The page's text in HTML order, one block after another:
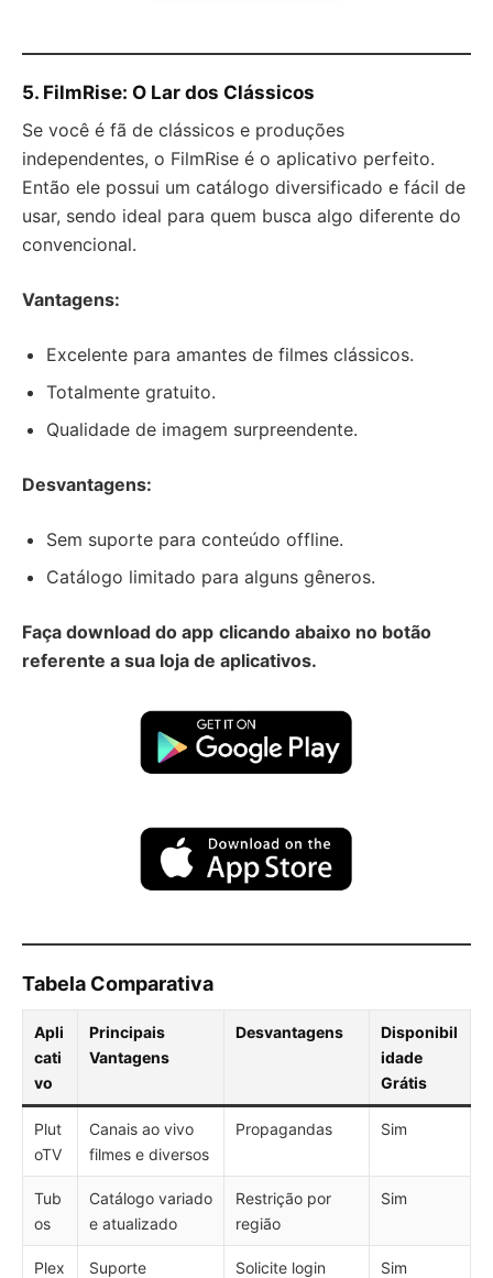
5. FilmRise: O Lar dos Clássicos
Se você é fã de clássicos e produções
independentes, o FilmRise é o aplicativo perfeito.
Então ele possui um catálogo diversificado e fácil de
usar, sendo ideal para quem busca algo diferente do
convencional.
Vantagens:
Excelente para amantes de filmes clássicos.
Totalmente gratuito.
Qualidade de imagem surpreendente.
Desvantagens:
Sem suporte para conteúdo offline.
Catálogo limitado para alguns gêneros.
Faça download do app clicando abaixo no botão
referente a sua loja de aplicativos.
Tabela Comparativa
Apli
cati
vo
Principais
Vantagens
Desvantagens
Disponibil
idade
Grátis
Plut
oTV
Canais ao vivo
filmes e diversos
Propagandas Sim
Tub
os
Catálogo variado
e atualizado
Restrição por
região
Sim
Plex Suporte Solicite login Sim